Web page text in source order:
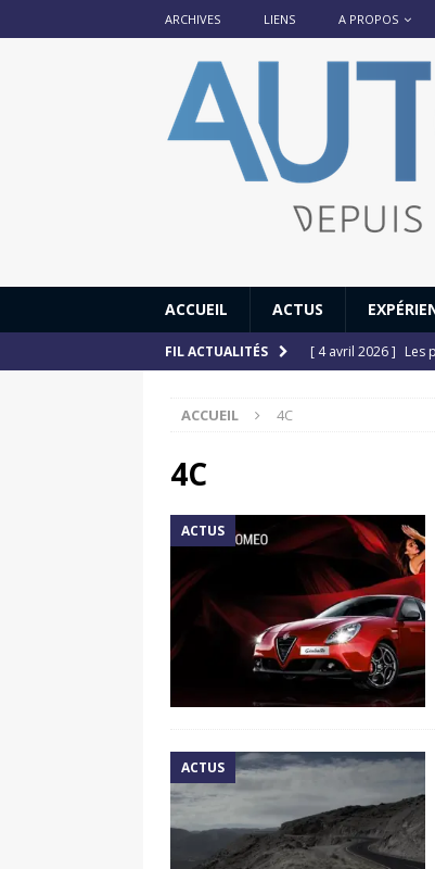
ARCHIVES LIENS A PROPOS
ACCUEIL ACTUS
FIL ACTUALITÉS [ 4 avril 2026 ] Les
[ 11 avril 2020 ]
ACCUEIL 4C
4C
ACTUS
ACTUS